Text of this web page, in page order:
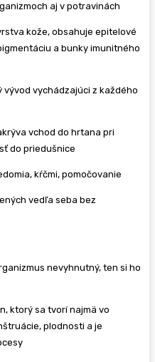
aj v potravinách
kože, obsahuje epitelové
a bunky imunitného
vychádzajúci z každého
vchod do hrtana pri
do priedušnice
kŕčmi, pomočovanie
vedľa seba bez
nevyhnutný, ten si ho
ktorý sa tvorí najmä vo
plodnosti a je